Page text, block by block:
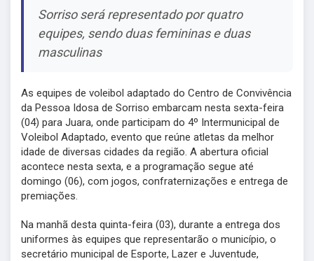
Sorriso será representado por quatro
equipes, sendo duas femininas e duas
masculinas
As equipes de voleibol adaptado do Centro de Convivência
da Pessoa Idosa de Sorriso embarcam nesta sexta-feira
(04) para Juara, onde participam do 4º Intermunicipal de
Voleibol Adaptado, evento que reúne atletas da melhor
idade de diversas cidades da região. A abertura oficial
acontece nesta sexta, e a programação segue até
domingo (06), com jogos, confraternizações e entrega de
premiações.
Na manhã desta quinta-feira (03), durante a entrega dos
uniformes às equipes que representarão o município, o
secretário municipal de Esporte, Lazer e Juventude,